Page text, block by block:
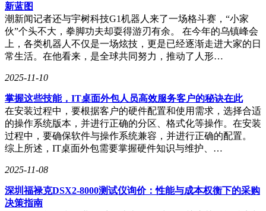
新蓝图
潮新闻记者还与宇树科技G1机器人来了一场格斗赛，“小家
伙”个头不大，拳脚功夫却耍得游刃有余。 在今年的乌镇峰会
上，各类机器人不仅是一场炫技，更是已经逐渐走进大家的日
常生活。在他看来，是全球共同努力，推动了人形…
2025-11-10
掌握这些技能，IT桌面外包人员高效服务客户的秘诀在此
在安装过程中，要根据客户的硬件配置和使用需求，选择合适
的操作系统版本，并进行正确的分区、格式化等操作。在安装
过程中，要确保软件与操作系统兼容，并进行正确的配置。
综上所述，IT桌面外包需要掌握硬件知识与维护、…
2025-11-08
深圳福禄克DSX2-8000测试仪询价：性能与成本权衡下的采购
决策指南